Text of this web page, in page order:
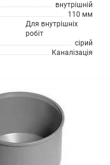
внутрішній
110 мм
Для внутрішніх
робіт
сірий
Каналізація